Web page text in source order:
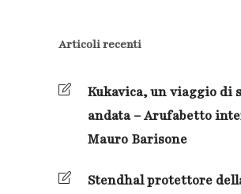
Articoli recenti
Kukavica, un viaggio di
andata – Arufabetto
Mauro Barisone
Stendhal protettore